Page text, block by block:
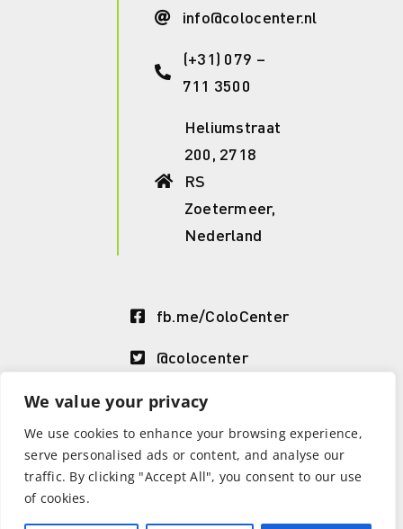
We value your privacy
We use cookies to enhance your browsing experience,
serve personalised ads or content, and analyse our
traffic. By clicking "Accept All", you consent to our use
of cookies.
info@colocenter.nl
(+31) 079 –
711 3500
Heliumstraat
200, 2718
RS
Zoetermeer,
Nederland
fb.me/ColoCenter
@colocenter
LinkedIn
ColoCenter